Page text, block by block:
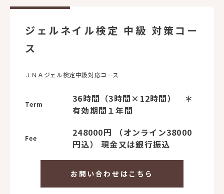
ジェルネイル検定 中級 対策コー
ス
ＪＮＡジェル検定中級対応コース
Term
36時間（3時間×12時間） ＊
有効期間１年間
Fee
248000円 （オンライン38000
円込） 現金又は銀行振込
お問い合わせはこちら